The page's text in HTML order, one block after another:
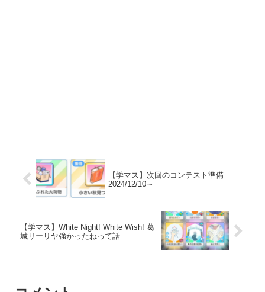
【学マス】次回のコンテスト準備
2024/12/10～
【学マス】White Night! White Wish! 葛
城リーリヤ強かったねって話